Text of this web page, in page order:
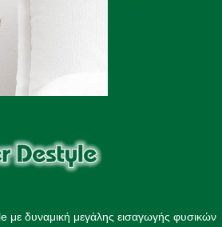
με δυναμική μεγάλης εισαγωγής φυσικών